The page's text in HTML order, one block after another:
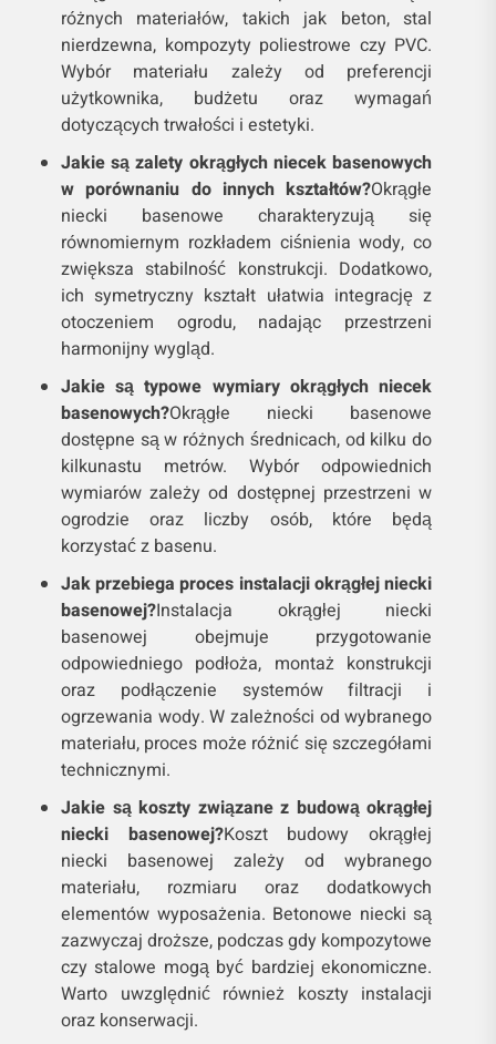
różnych materiałów, takich jak beton, stal
nierdzewna, kompozyty poliestrowe czy PVC.
Wybór materiału zależy od preferencji
użytkownika, budżetu oraz wymagań
dotyczących trwałości i estetyki.
Jakie są zalety okrągłych niecek basenowych
w porównaniu do innych kształtów?Okrągłe
niecki basenowe charakteryzują się
równomiernym rozkładem ciśnienia wody, co
zwiększa stabilność konstrukcji. Dodatkowo,
ich symetryczny kształt ułatwia integrację z
otoczeniem ogrodu, nadając przestrzeni
harmonijny wygląd.
Jakie są typowe wymiary okrągłych niecek
basenowych?Okrągłe niecki basenowe
dostępne są w różnych średnicach, od kilku do
kilkunastu metrów. Wybór odpowiednich
wymiarów zależy od dostępnej przestrzeni w
ogrodzie oraz liczby osób, które będą
korzystać z basenu.
Jak przebiega proces instalacji okrągłej niecki
basenowej?Instalacja okrągłej niecki
basenowej obejmuje przygotowanie
odpowiedniego podłoża, montaż konstrukcji
oraz podłączenie systemów filtracji i
ogrzewania wody. W zależności od wybranego
materiału, proces może różnić się szczegółami
technicznymi.
Jakie są koszty związane z budową okrągłej
niecki basenowej?Koszt budowy okrągłej
niecki basenowej zależy od wybranego
materiału, rozmiaru oraz dodatkowych
elementów wyposażenia. Betonowe niecki są
zazwyczaj droższe, podczas gdy kompozytowe
czy stalowe mogą być bardziej ekonomiczne.
Warto uwzględnić również koszty instalacji
oraz konserwacji.